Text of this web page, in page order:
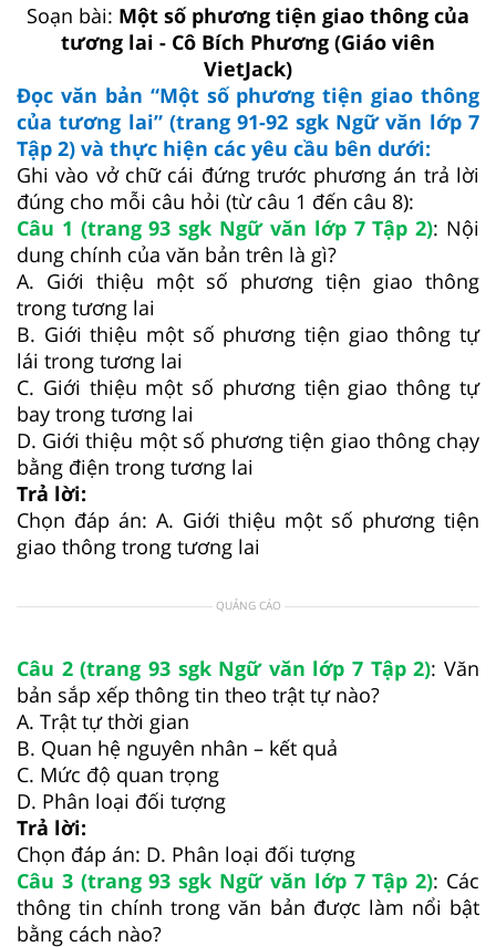
Soạn bài: Một số phương tiện giao thông của
tương lai - Cô Bích Phương (Giáo viên
VietJack)
Đọc văn bản “Một số phương tiện giao thông
của tương lai” (trang 91-92 sgk Ngữ văn lớp 7
Tập 2) và thực hiện các yêu cầu bên dưới:
Ghi vào vở chữ cái đứng trước phương án trả lời
đúng cho mỗi câu hỏi (từ câu 1 đến câu 8):
Câu 1 (trang 93 sgk Ngữ văn lớp 7 Tập 2): Nội
dung chính của văn bản trên là gì?
A. Giới thiệu một số phương tiện giao thông
trong tương lai
B. Giới thiệu một số phương tiện giao thông tự
lái trong tương lai
C. Giới thiệu một số phương tiện giao thông tự
bay trong tương lai
D. Giới thiệu một số phương tiện giao thông chạy
bằng điện trong tương lai
Trả lời:
Chọn đáp án: A. Giới thiệu một số phương tiện
giao thông trong tương lai
QUẢNG CÁO
Câu 2 (trang 93 sgk Ngữ văn lớp 7 Tập 2): Văn
bản sắp xếp thông tin theo trật tự nào?
A. Trật tự thời gian
B. Quan hệ nguyên nhân – kết quả
C. Mức độ quan trọng
D. Phân loại đối tượng
Trả lời:
Chọn đáp án: D. Phân loại đối tượng
Câu 3 (trang 93 sgk Ngữ văn lớp 7 Tập 2): Các
thông tin chính trong văn bản được làm nổi bật
bằng cách nào?